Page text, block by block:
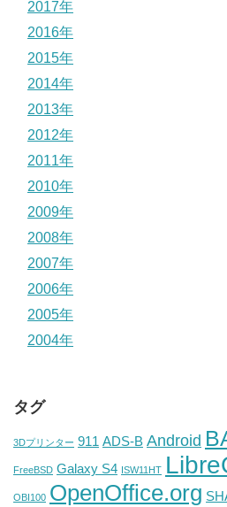
2017年
2016年
2015年
2014年
2013年
2012年
2011年
2010年
2009年
2008年
2007年
2006年
2005年
2004年
タグ
3Dプリンター 911 ADS-B Android
FreeBSD Galaxy S4 ISW11HT
OBI100 OpenOffice.org